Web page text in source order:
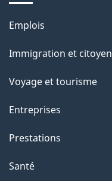
Thèmes
sujets
Emplois
Immigration et
Voyage et tourisme
Entreprises
Prestations
Santé